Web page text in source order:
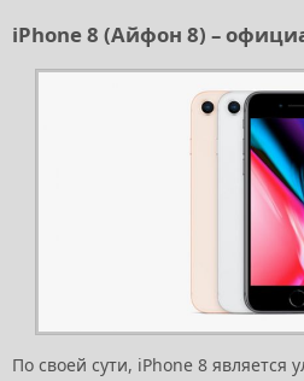
iPhone 8 (Айфон 8) –
По своей сути, iPhone 8 является